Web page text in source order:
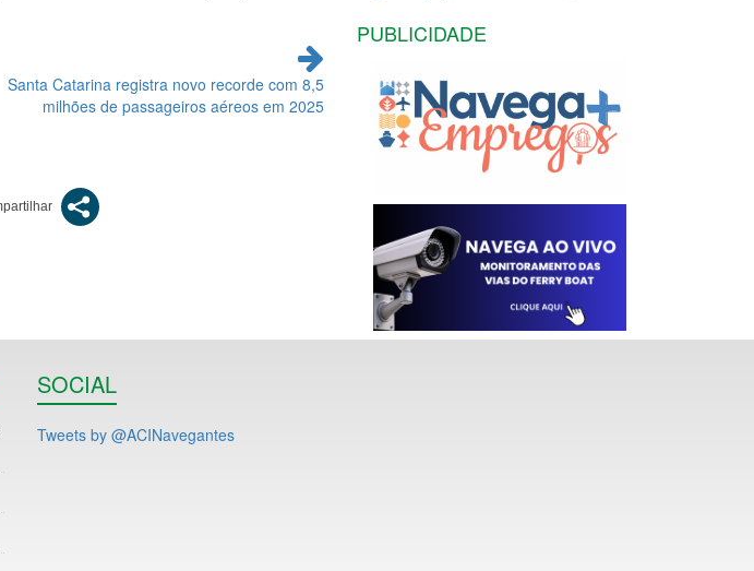
Santa Catarina registra novo recorde com 8,5
milhões de passageiros aéreos em 2025
PUBLICIDADE
SOCIAL
Tweets by @ACINavegantes